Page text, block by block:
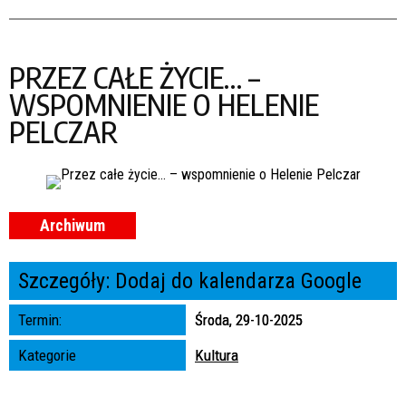
Kategoria
Miejsce
Promowane
PRZEZ CAŁE ŻYCIE… –
WSPOMNIENIE O HELENIE
PELCZAR
Archiwum
Szczegóły: Dodaj do kalendarza Google
Termin:
Środa, 29-10-2025
Kategorie
Kultura